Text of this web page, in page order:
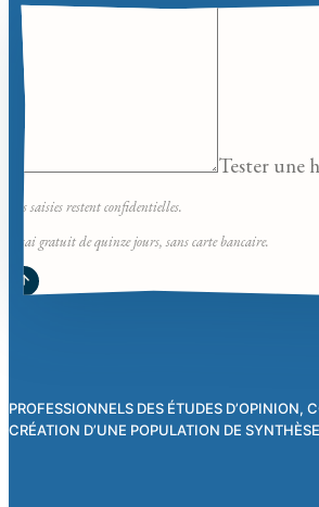
Tester une
Vos saisies restent confidentielles.
Essai gratuit de quinze jours, sans carte bancaire.
PROFESSIONNELS DES ÉTUDES D’OPINION,
CRÉATION D’UNE POPULATION DE